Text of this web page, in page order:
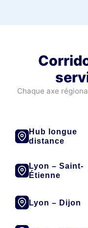
Chaque axe
Hub longue
distance
Lyon – Saint-
Étienne
Lyon – Dijon